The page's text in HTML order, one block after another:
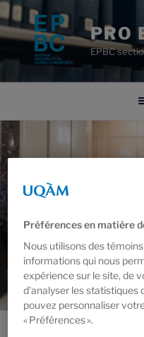
Aller
au
contenu
principal
PRO
EPBC
Préférences en matière
Nous utilisons des
informations qui nous
expérience sur le site, de
d’analyser les
pouvez personnaliser
« Préférences ».